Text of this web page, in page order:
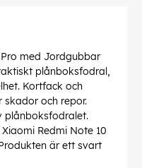
med Jordgubbar
plånboksfodral,
Kortfack och
skador och repor.
plånboksfodralet.
Redmi Note 10
är ett svart